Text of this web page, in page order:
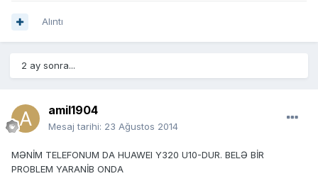
Alıntı
2 ay sonra...
amil1904
Mesaj tarihi: 23 Ağustos 2014
MƏNİM TELEFONUM DA HUAWEI Y320 U10-DUR. BELƏ BİR
PROBLEM YARANİB ONDA